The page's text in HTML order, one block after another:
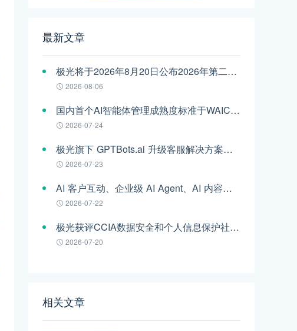
最新文章
极光将于2026年8月20日公布2026年第二季度财报
2026-08-06
国内首个AI智能体管理成熟度标准于WAIC发布，极光参编
2026-07-24
极光旗下 GPTBots.ai 升级客服解决方案：Audio Agent 打通企业通信线路，LINE 客服插件 2.0 同步上线
2026-07-23
AI 客户互动、企业级 AI Agent、AI 内容生成集中亮相！极光旗下EngageLab WAIC 2026 现场回顾
2026-07-22
极光获评CCIA数据安全和个人信息保护社会责任“二星级”单位
2026-07-20
相关文章